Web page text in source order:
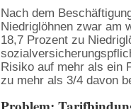
Nach dem
Niedriglöhnen zwar am
18,7 Prozent zu
Risiko auf mehr als ein
zu mehr als 3/4 davon